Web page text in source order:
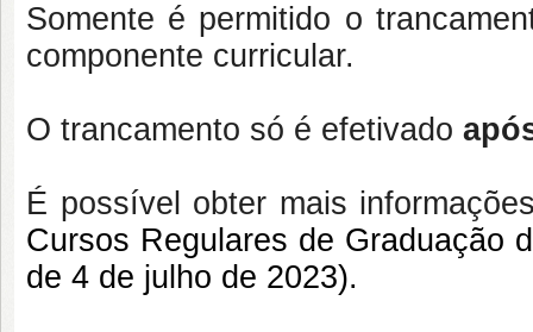
Somente é permitido o
componente curricular.
O trancamento só é efetivado
É possível obter mais
Cursos Regulares de Graduação
de 4 de julho de 2023).